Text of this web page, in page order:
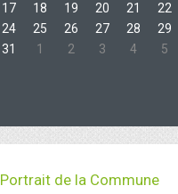
17
18 19 20 21 22
24
25 26 27 28 29
31
1 2 3 4 5
Portrait de la Commune